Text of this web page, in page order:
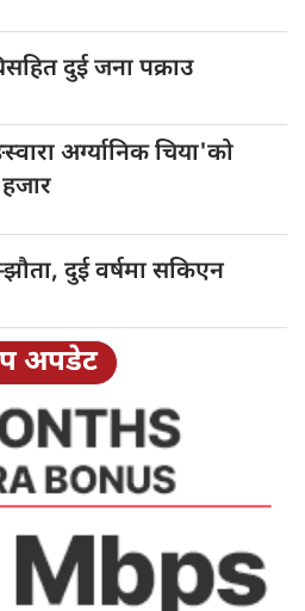
दुई जना पक्राउ
अर्ग्यानिक चिया'को
दुई वर्षमा सकिएन
अपडेट